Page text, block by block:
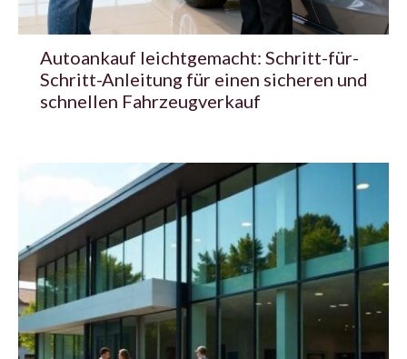
Autoankauf leichtgemacht: Schritt-für-
Schritt-Anleitung für einen sicheren und
schnellen Fahrzeugverkauf